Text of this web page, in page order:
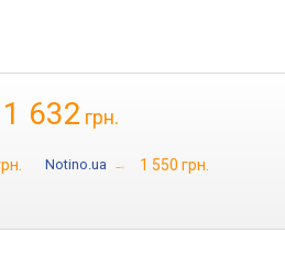
1 632 грн.
Notino.ua →
1 550 грн.